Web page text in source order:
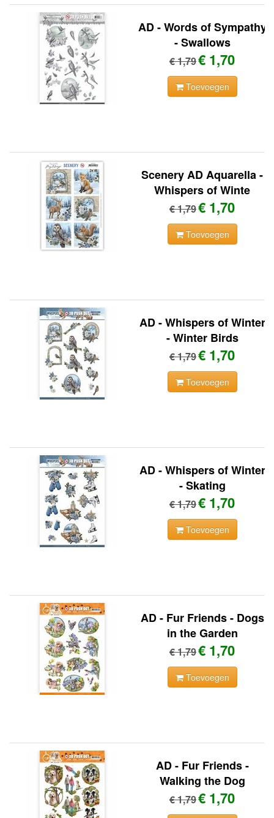
AD - Words of Sympathy
- Swallows
€ 1,79€ 1,70
Toevoegen
Scenery AD Aquarella -
Whispers of Winte
€ 1,79€ 1,70
Toevoegen
AD - Whispers of Winter
- Winter Birds
€ 1,79€ 1,70
Toevoegen
AD - Whispers of Winter
- Skating
€ 1,79€ 1,70
Toevoegen
AD - Fur Friends - Dogs
in the Garden
€ 1,79€ 1,70
Toevoegen
AD - Fur Friends -
Walking the Dog
€ 1,79€ 1,70